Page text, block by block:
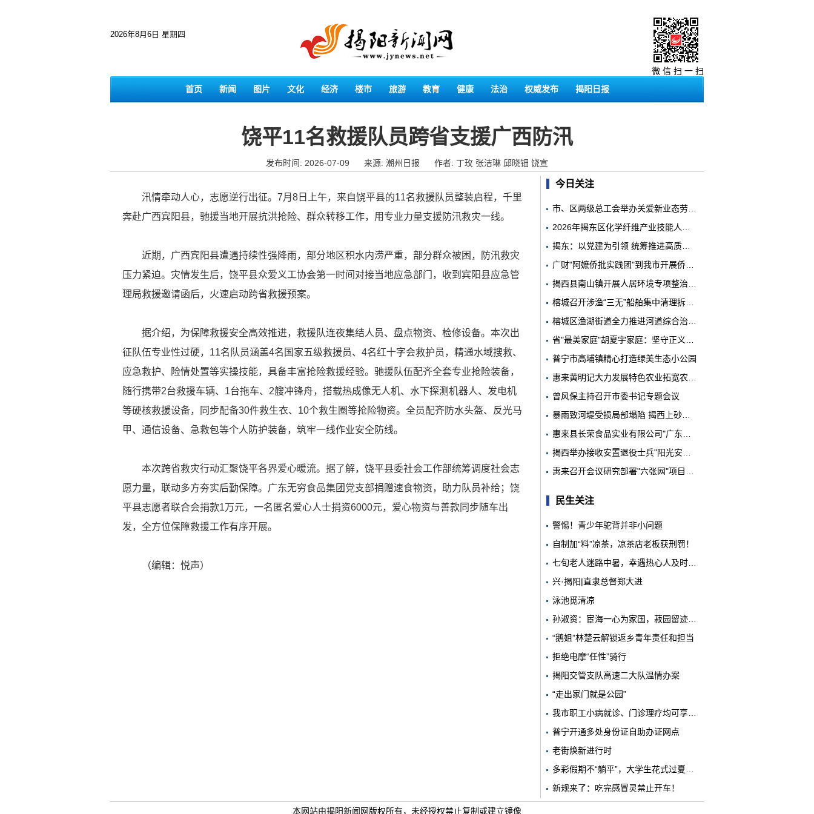
2026年8月6日 星期四
微 信 扫 一 扫
首页
新闻 图片 文化 经济 楼市 旅游 教育 健康 法治 权威发布 揭阳日报
饶平11名救援队员跨省支援广西防汛
发布时间: 2026-07-09 来源: 潮州日报 作者: 丁玫 张洁琳 邱晓钿 饶宣
汛情牵动人心，志愿逆行出征。7月8日上午，来自饶平县的11名救援队员整装启程，千里
奔赴广西宾阳县，驰援当地开展抗洪抢险、群众转移工作，用专业力量支援防汛救灾一线。
近期，广西宾阳县遭遇持续性强降雨，部分地区积水内涝严重，部分群众被困，防汛救灾
压力紧迫。灾情发生后，饶平县众爱义工协会第一时间对接当地应急部门，收到宾阳县应急管
理局救援邀请函后，火速启动跨省救援预案。
据介绍，为保障救援安全高效推进，救援队连夜集结人员、盘点物资、检修设备。本次出
征队伍专业性过硬，11名队员涵盖4名国家五级救援员、4名红十字会救护员，精通水域搜救、
应急救护、险情处置等实操技能，具备丰富抢险救援经验。驰援队伍配齐全套专业抢险装备，
随行携带2台救援车辆、1台拖车、2艘冲锋舟，搭载热成像无人机、水下探测机器人、发电机
等硬核救援设备，同步配备30件救生衣、10个救生圈等抢险物资。全员配齐防水头盔、反光马
甲、通信设备、急救包等个人防护装备，筑牢一线作业安全防线。
本次跨省救灾行动汇聚饶平各界爱心暖流。据了解，饶平县委社会工作部统筹调度社会志
愿力量，联动多方夯实后勤保障。广东无穷食品集团党支部捐赠速食物资，助力队员补给；饶
平县志愿者联合会捐款1万元，一名匿名爱心人士捐资6000元，爱心物资与善款同步随车出
发，全方位保障救援工作有序开展。
（编辑：悦声）
本网站由揭阳新闻网版权所有，未经授权禁止复制或建立镜像